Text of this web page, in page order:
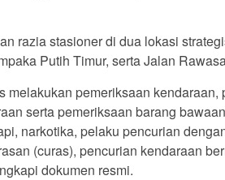
razia stasioner di dua lokasi
Putih Timur, serta Jalan
melakukan pemeriksaan kendaraan,
serta pemeriksaan barang
narkotika, pelaku pencurian
(curas), pencurian kendaraan
dokumen resmi.